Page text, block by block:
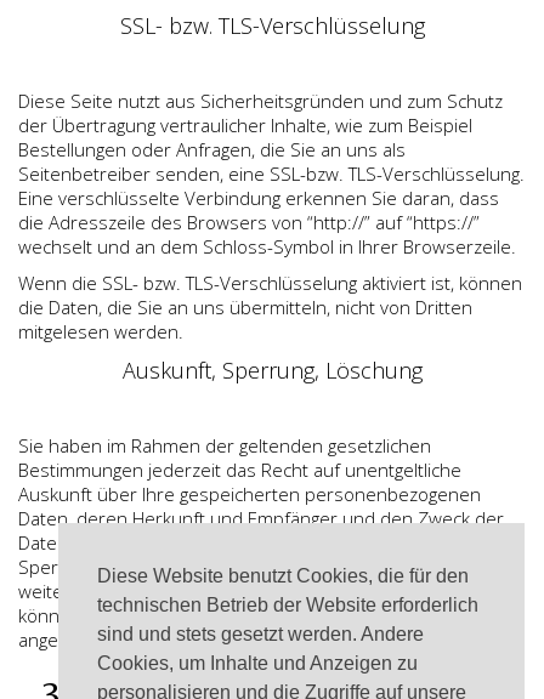
Diese Website benutzt Cookies, die für den
technischen Betrieb der Website erforderlich
sind und stets gesetzt werden. Andere
Cookies, um Inhalte und Anzeigen zu
personalisieren und die Zugriffe auf unsere
SSL- bzw. TLS-Verschlüsselung
Diese Seite nutzt aus Sicherheitsgründen und zum Schutz
der Übertragung vertraulicher Inhalte, wie zum Beispiel
Bestellungen oder Anfragen, die Sie an uns als
Seitenbetreiber senden, eine SSL-bzw. TLS-Verschlüsselung.
Eine verschlüsselte Verbindung erkennen Sie daran, dass
die Adresszeile des Browsers von “http://” auf “https://”
wechselt und an dem Schloss-Symbol in Ihrer Browserzeile.
Wenn die SSL- bzw. TLS-Verschlüsselung aktiviert ist, können
die Daten, die Sie an uns übermitteln, nicht von Dritten
mitgelesen werden.
Auskunft, Sperrung, Löschung
Sie haben im Rahmen der geltenden gesetzlichen
Bestimmungen jederzeit das Recht auf unentgeltliche
Auskunft über Ihre gespeicherten personenbezogenen
Daten, deren Herkunft und Empfänger und den Zweck der
Datenverarbeitung und ggf. ein Recht auf Berichtigung,
Sperrung oder Löschung dieser Daten. Hierzu sowie zu
weiteren Fragen zum Thema personenbezogene Daten
können Sie sich jederzeit unter der im Impressum
angegebenen Adresse an uns wenden.